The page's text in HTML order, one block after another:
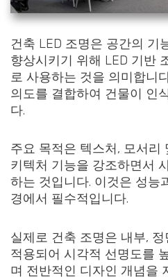
건축 LED 조명은 공간의 기
향상시키기 위해 LED 기반
로 사용하는 것을 의미합니
의도를 결합하여 건물이 인
다.
주요 목적은 텍스처, 모서리
키텍처 기능을 강조하면서
하는 것입니다. 이것은 성능
경에서 필수적입니다.
실제로 건축 조명은 내부,
적용되어 시각적 선명도를
며 전반적인 디자인 개념을